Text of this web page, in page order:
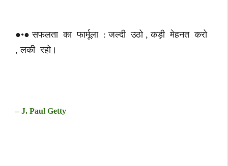
●•● सफलता का फार्मूला : जल्दी उठो , कड़ी मेहनत करो
, लकी रहो।
– J. Paul Getty